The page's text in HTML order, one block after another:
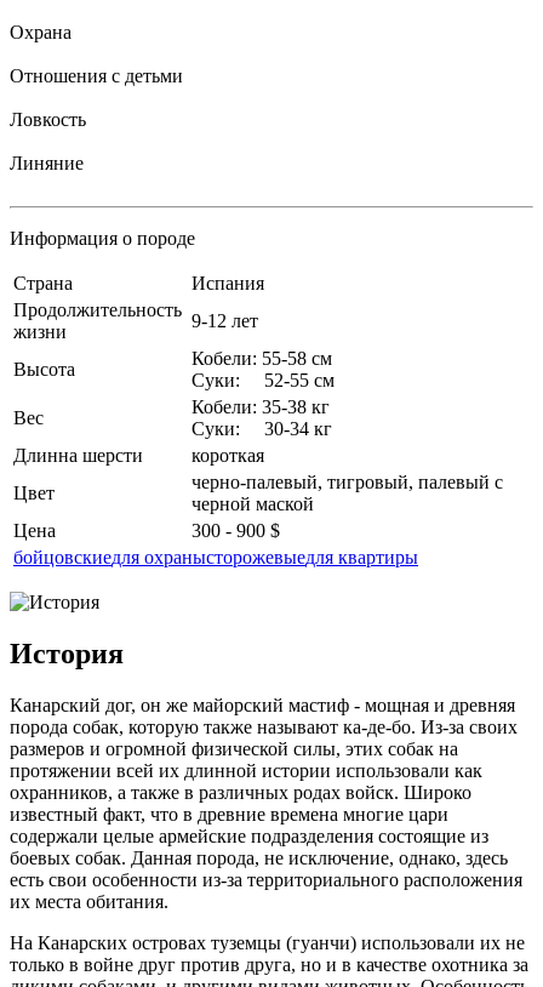
Охрана
Отношения с детьми
Ловкость
Линяние
Информация о породе
Страна
Испания
Продолжительность
жизни
9-12 лет
Высота
Кобели: 55-58 см
Суки: 52-55 см
Вес
Кобели: 35-38 кг
Суки: 30-34 кг
Длинна шерсти
короткая
Цвет
черно-палевый, тигровый, палевый с
черной маской
Цена
300 - 900 $
бойцовскиедля охранысторожевыедля квартиры
История
Канарский дог, он же майорский мастиф - мощная и древняя
порода собак, которую также называют ка-де-бо. Из-за своих
размеров и огромной физической силы, этих собак на
протяжении всей их длинной истории использовали как
охранников, а также в различных родах войск. Широко
известный факт, что в древние времена многие цари
содержали целые армейские подразделения состоящие из
боевых собак. Данная порода, не исключение, однако, здесь
есть свои особенности из-за территориального расположения
их места обитания.
На Канарских островах туземцы (гуанчи) использовали их не
только в войне друг против друга, но и в качестве охотника за